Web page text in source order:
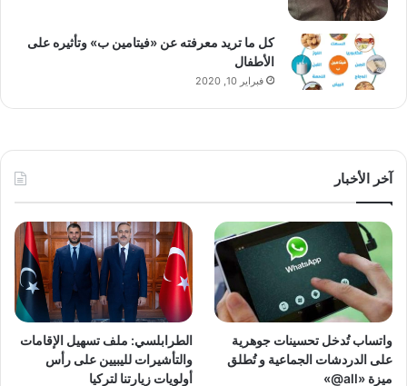
كل ما تريد معرفته عن «فيتامين ب» وتأثيره على
الأطفال
فبراير 10, 2020
آخر الأخبار
واتساب تُدخل تحسينات جوهرية
على الدردشات الجماعية و تُطلق
ميزة «all@»
الطرابلسي: ملف تسهيل الإقامات
والتأشيرات لليبيين على رأس
أولويات زيارتنا لتركيا